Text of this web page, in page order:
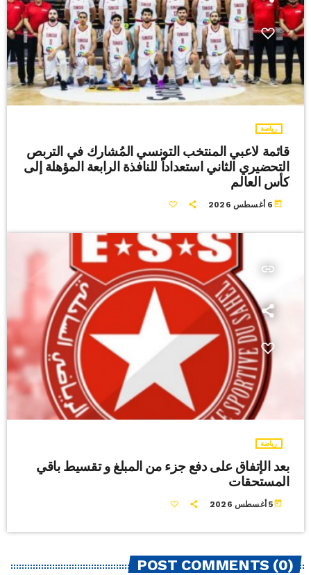
رياضة
قائمة لاعبي المنتخب التونسي المُشارك في التربص
التحضيري الثاني استعداداً للنافذة الرابعة المؤهلة إلى
كأس العالم
today 6 أغسطس 2026
insert_link
رياضة
بعد الإتفاق على دفع جزء من المبلغ و تقسيط باقي
المستحقات
today5 أغسطس 2026
POST COMMENTS (0)